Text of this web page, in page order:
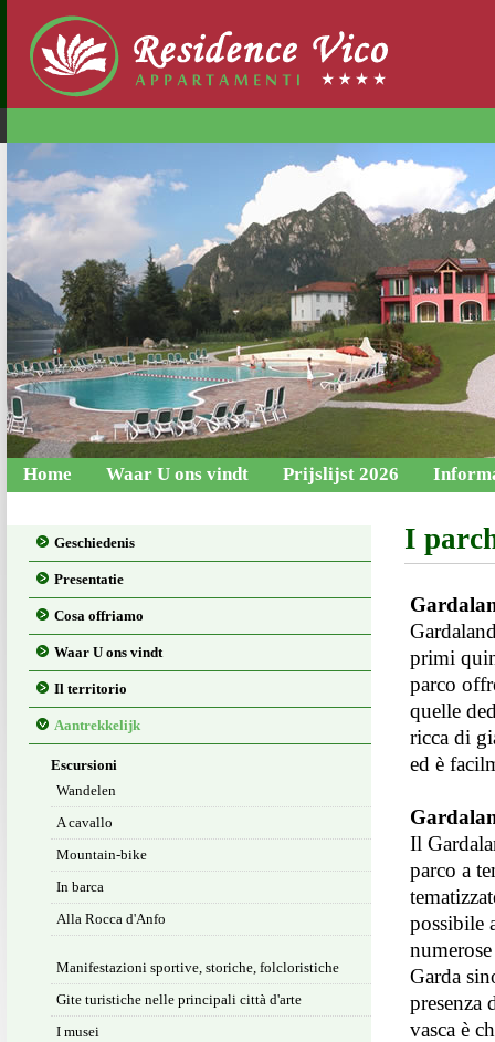
Home Waar U ons vindt Prijslijst 2026
Geschiedenis
Presentatie
Cosa offriamo
Waar U ons vindt
Il territorio
Aantrekkelijk
Escursioni
Wandelen
A cavallo
Mountain-bike
In barca
Alla Rocca d'Anfo
Manifestazioni sportive, storiche, folcloristiche
Gite turistiche nelle principali città d'arte
I musei
I
primi
parco
quelle
ricca di
ed è
Il
parco a
possibile
Garda
presenza
vasca è